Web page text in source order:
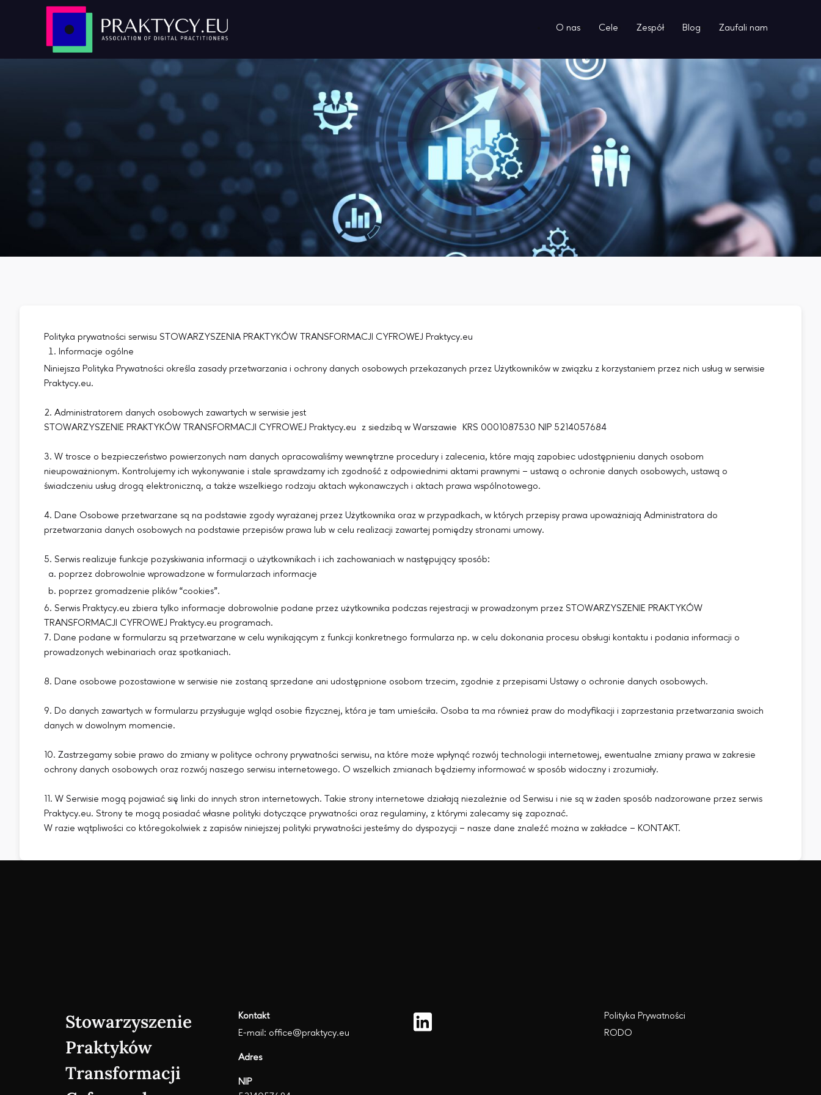
O nas Cele Zespół Blog Zaufali nam
Polityka prywatności serwisu STOWARZYSZENIA PRAKTYKÓW TRANSFORMACJI CYFROWEJ Praktycy.eu
Informacje ogólne
Niniejsza Polityka Prywatności określa zasady przetwarzania i ochrony danych osobowych przekazanych przez Użytkowników w związku z korzystaniem przez nich usług w serwisie
Praktycy.eu.
2. Administratorem danych osobowych zawartych w serwisie jest
STOWARZYSZENIE PRAKTYKÓW TRANSFORMACJI CYFROWEJ Praktycy.eu z siedzibą w Warszawie KRS 0001087530 NIP 5214057684
3. W trosce o bezpieczeństwo powierzonych nam danych opracowaliśmy wewnętrzne procedury i zalecenia, które mają zapobiec udostępnieniu danych osobom
nieupoważnionym. Kontrolujemy ich wykonywanie i stale sprawdzamy ich zgodność z odpowiednimi aktami prawnymi – ustawą o ochronie danych osobowych, ustawą o
świadczeniu usług drogą elektroniczną, a także wszelkiego rodzaju aktach wykonawczych i aktach prawa wspólnotowego.
4. Dane Osobowe przetwarzane są na podstawie zgody wyrażanej przez Użytkownika oraz w przypadkach, w których przepisy prawa upoważniają Administratora do
przetwarzania danych osobowych na podstawie przepisów prawa lub w celu realizacji zawartej pomiędzy stronami umowy.
5. Serwis realizuje funkcje pozyskiwania informacji o użytkownikach i ich zachowaniach w następujący sposób:
poprzez dobrowolnie wprowadzone w formularzach informacje
poprzez gromadzenie plików “cookies”.
6. Serwis Praktycy.eu zbiera tylko informacje dobrowolnie podane przez użytkownika podczas rejestracji w prowadzonym przez STOWARZYSZENIE PRAKTYKÓW
TRANSFORMACJI CYFROWEJ Praktycy.eu programach.
7. Dane podane w formularzu są przetwarzane w celu wynikającym z funkcji konkretnego formularza np. w celu dokonania procesu obsługi kontaktu i podania informacji o
prowadzonych webinariach oraz spotkaniach.
8. Dane osobowe pozostawione w serwisie nie zostaną sprzedane ani udostępnione osobom trzecim, zgodnie z przepisami Ustawy o ochronie danych osobowych.
9. Do danych zawartych w formularzu przysługuje wgląd osobie fizycznej, która je tam umieściła. Osoba ta ma również praw do modyfikacji i zaprzestania przetwarzania swoich
danych w dowolnym momencie.
10. Zastrzegamy sobie prawo do zmiany w polityce ochrony prywatności serwisu, na które może wpłynąć rozwój technologii internetowej, ewentualne zmiany prawa w zakresie
ochrony danych osobowych oraz rozwój naszego serwisu internetowego. O wszelkich zmianach będziemy informować w sposób widoczny i zrozumiały.
11. W Serwisie mogą pojawiać się linki do innych stron internetowych. Takie strony internetowe działają niezależnie od Serwisu i nie są w żaden sposób nadzorowane przez serwis
Praktycy.eu. Strony te mogą posiadać własne polityki dotyczące prywatności oraz regulaminy, z którymi zalecamy się zapoznać.
W razie wątpliwości co któregokolwiek z zapisów niniejszej polityki prywatności jesteśmy do dyspozycji – nasze dane znaleźć można w zakładce – KONTAKT.
Stowarzyszenie
Praktyków
Transformacji
Kontakt
E-mail: office@praktycy.eu
Adres
NIP
Polityka Prywatności
RODO